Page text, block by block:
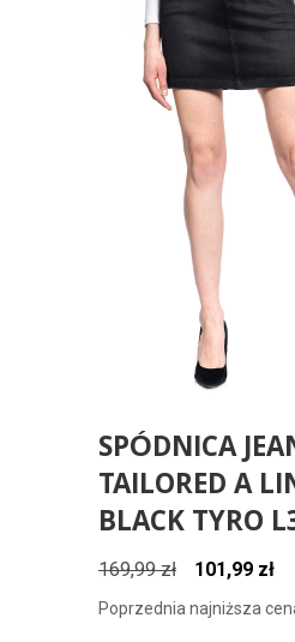
SPÓDNICA
TAILORED A
BLACK TYRO
169,99zł
Pierwotna
cena
101,99 zł
Poprzednia najniższa